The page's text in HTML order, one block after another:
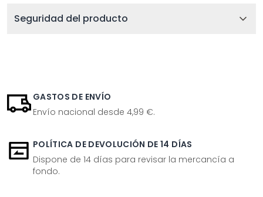
Seguridad del producto
GASTOS DE ENVÍO
Envío nacional desde 4,99 €.
POLÍTICA DE DEVOLUCIÓN DE 14 DÍAS
Dispone de 14 días para revisar la mercancía a
fondo.